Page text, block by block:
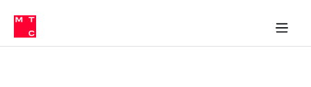
Медиа-центр
и акционерам
Устойчивое развитие
Комплаенс и деловая этика
компании